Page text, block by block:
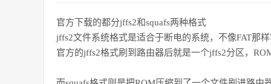
官方下载的都分jffs2和squafs两种格式
jffs2文件系统格式是适合于断电的系统，不像FAT那
官方的jffs2格式刷到路由器后就是一个jffs2分区，